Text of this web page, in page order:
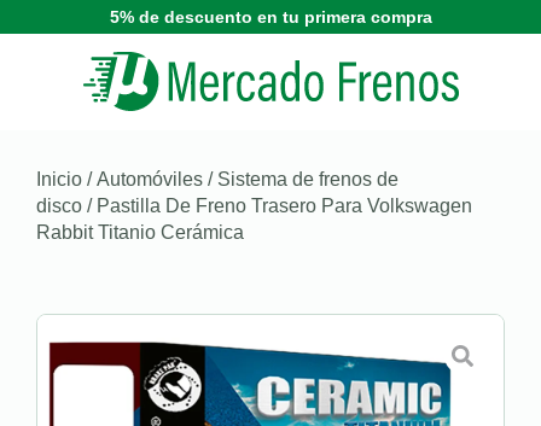
5% de descuento en tu primera compra
Inicio /Automóviles / Sistema de frenos de
disco / Pastilla De Freno Trasero Para Volkswagen
Rabbit Titanio Cerámica